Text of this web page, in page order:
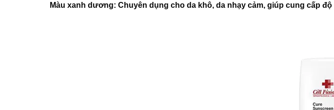
Màu xanh dương: Chuyên dụng cho da khô, da nhạy cảm, giúp cung cấp